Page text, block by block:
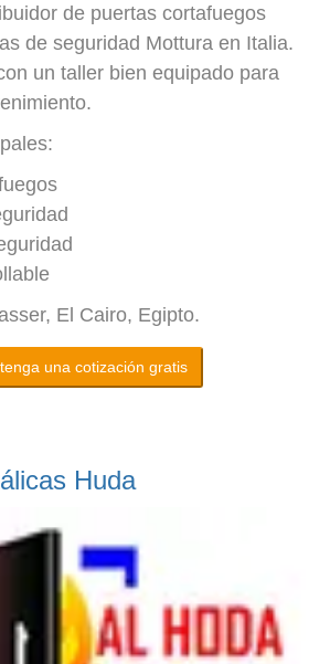
de puertas cortafuegos
de seguridad Mottura en Italia.
un taller bien equipado para
El Cairo, Egipto.
una cotización gratis
Huda